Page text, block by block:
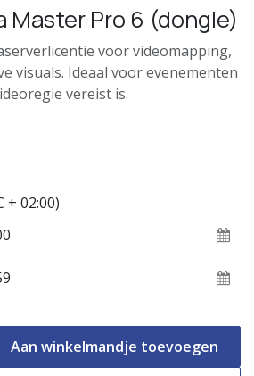
Master Pro 6 (dongle)
voor videomapping,
visuals. Ideaal voor evenementen
vereist is.
+ 02:00)
Aan winkelmandje toevoegen